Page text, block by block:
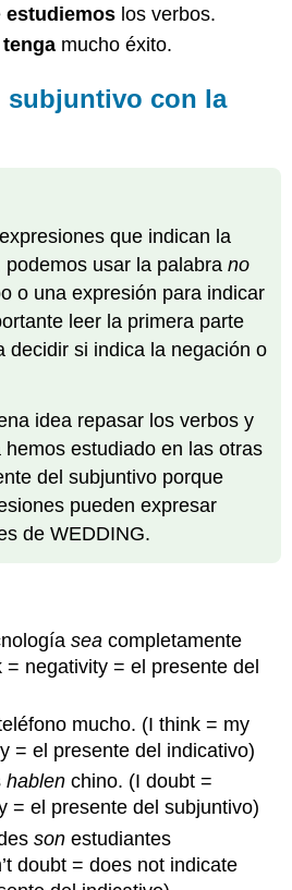
estudiemos los verbos.
tenga mucho éxito.
subjuntivo con la
que indican la
podemos usar la palabrano
o una expresión para indicar
leer la primera parte
decidir si indica la negación o
idea repasar los verbos y
estudiado en las otras
del subjuntivo porque
pueden expresar
de WEDDING.
sea completamente
= negativity = el presente del
mucho. (I think = my
= el presente del indicativo)
hablen chino. (I doubt =
= el presente del subjuntivo)
son estudiantes
doubt = does not indicate